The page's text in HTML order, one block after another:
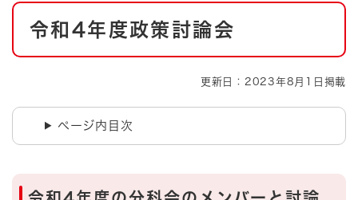
とじる
本
令和4年度政策討論会
更新日：2023年8月1日掲載
ページ内目次